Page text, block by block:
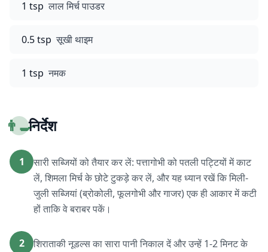
1 tsp लाल मिर्च पाउडर
0.5 tsp सूखी थाइम
1 tsp नमक
👨‍🍳निर्देश
1
सारी सब्जियों को तैयार कर लें: पत्तागोभी को पतली पट्टियों में काट
लें, शिमला मिर्च के छोटे टुकड़े कर लें, और यह ध्यान रखें कि मिली-
जुली सब्जियां (ब्रोकोली, फूलगोभी और गाजर) एक ही आकार में कटी
हों ताकि वे बराबर पकें।
2
शिराताकी नूडल्स का सारा पानी निकाल दें और उन्हें 1-2 मिनट के